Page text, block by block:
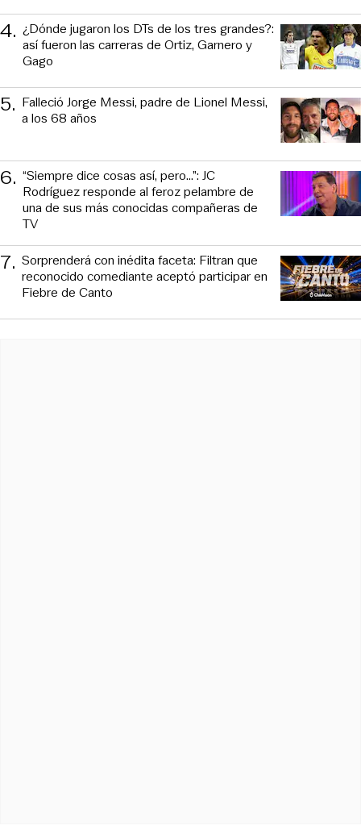
4. ¿Dónde jugaron los DTs de los tres grandes?:
así fueron las carreras de Ortiz, Garnero y
Gago
5. Falleció Jorge Messi, padre de Lionel Messi,
a los 68 años
6. “Siempre dice cosas así, pero...”: JC
Rodríguez responde al feroz pelambre de
una de sus más conocidas compañeras de
TV
7. Sorprenderá con inédita faceta: Filtran que
reconocido comediante aceptó participar en
Fiebre de Canto